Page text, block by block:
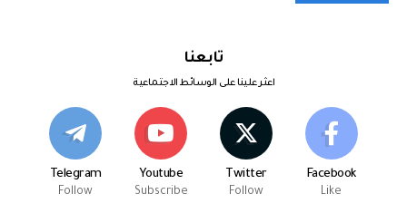
تابعنا
اعثر علينا على الوسائط الاجتماعية
Facebook
Like
Twitter
Follow
Youtube
Subscribe
Telegram
Follow